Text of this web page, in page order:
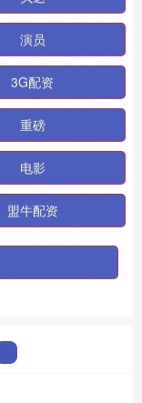
贝达
演员
3G配资
重磅
电影
盟牛配资